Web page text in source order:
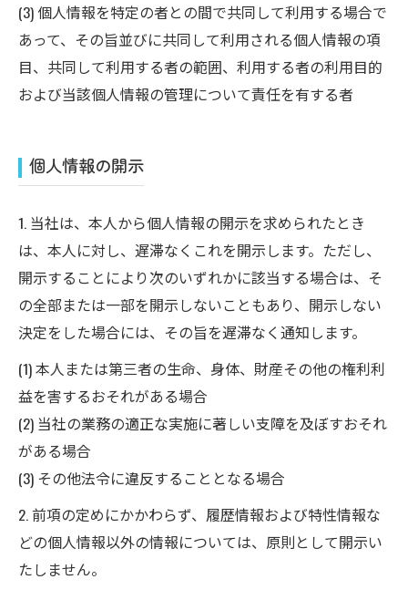
(3) 個人情報を特定の者との間で共同して利用する場合で
あって、その旨並びに共同して利用される個人情報の項
目、共同して利用する者の範囲、利用する者の利用目的
および当該個人情報の管理について責任を有する者
個人情報の開示
1. 当社は、本人から個人情報の開示を求められたとき
は、本人に対し、遅滞なくこれを開示します。ただし、
開示することにより次のいずれかに該当する場合は、そ
の全部または一部を開示しないこともあり、開示しない
決定をした場合には、その旨を遅滞なく通知します。
(1) 本人または第三者の生命、身体、財産その他の権利利
益を害するおそれがある場合
(2) 当社の業務の適正な実施に著しい支障を及ぼすおそれ
がある場合
(3) その他法令に違反することとなる場合
2. 前項の定めにかかわらず、履歴情報および特性情報な
どの個人情報以外の情報については、原則として開示い
たしません。